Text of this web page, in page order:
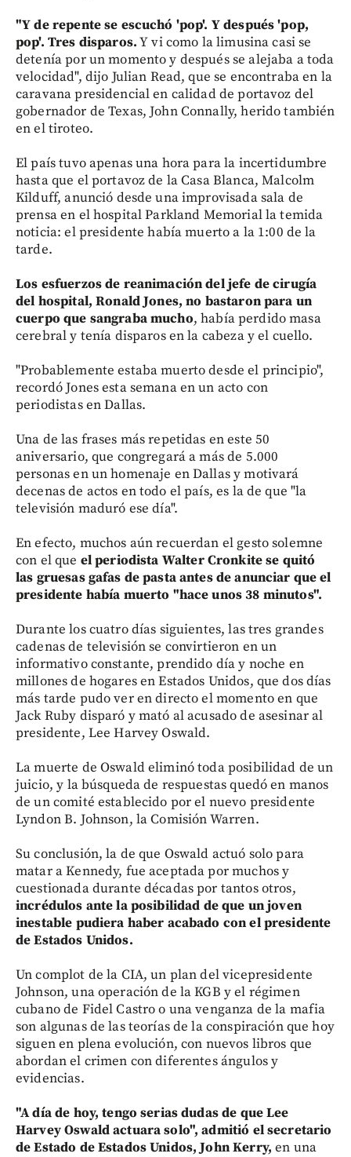
"Y de repente se escuchó 'pop'. Y después 'pop,
pop'. Tres disparos.Y vi como la limusina casi se
detenía por un momento y después se alejaba a toda
velocidad", dijo Julian Read, que se encontraba en la
caravana presidencial en calidad de portavoz del
gobernador de Texas, John Connally, herido también
en el tiroteo.
El país tuvo apenas una hora para la incertidumbre
hasta que el portavoz de la Casa Blanca, Malcolm
Kilduff, anunció desde una improvisada sala de
prensa en el hospital Parkland Memorial la temida
noticia: el presidente había muerto a la 1:00 de la
tarde.
Los esfuerzos de reanimación del jefe de cirugía
del hospital, Ronald Jones, no bastaron para un
cuerpo que sangraba mucho, había perdido masa
cerebral y tenía disparos en la cabeza y el cuello.
"Probablemente estaba muerto desde el principio",
recordó Jones esta semana en un acto con
periodistas en Dallas.
Una de las frases más repetidas en este 50
aniversario, que congregará a más de 5.000
personas en un homenaje en Dallas y motivará
decenas de actos en todo el país, es la de que "la
televisión maduró ese día".
En efecto, muchos aún recuerdan el gesto solemne
con el que el periodista Walter Cronkite se quitó
las gruesas gafas de pasta antes de anunciar que el
presidente había muerto "hace unos 38 minutos".
Durante los cuatro días siguientes, las tres grandes
cadenas de televisión se convirtieron en un
informativo constante, prendido día y noche en
millones de hogares en Estados Unidos, que dos días
más tarde pudo ver en directo el momento en que
Jack Ruby disparó y mató al acusado de asesinar al
presidente, Lee Harvey Oswald.
La muerte de Oswald eliminó toda posibilidad de un
juicio, y la búsqueda de respuestas quedó en manos
de un comité establecido por el nuevo presidente
Lyndon B. Johnson, la Comisión Warren.
Su conclusión, la de que Oswald actuó solo para
matar a Kennedy, fue aceptada por muchos y
cuestionada durante décadas por tantos otros,
incrédulos ante la posibilidad de que un joven
inestable pudiera haber acabado con el presidente
de Estados Unidos.
Un complot de la CIA, un plan del vicepresidente
Johnson, una operación de la KGB y el régimen
cubano de Fidel Castro o una venganza de la mafia
son algunas de las teorías de la conspiración que hoy
siguen en plena evolución, con nuevos libros que
abordan el crimen con diferentes ángulos y
evidencias.
"A día de hoy, tengo serias dudas de que Lee
Harvey Oswald actuara solo", admitió el secretario
de Estado de Estados Unidos, John Kerry, en una